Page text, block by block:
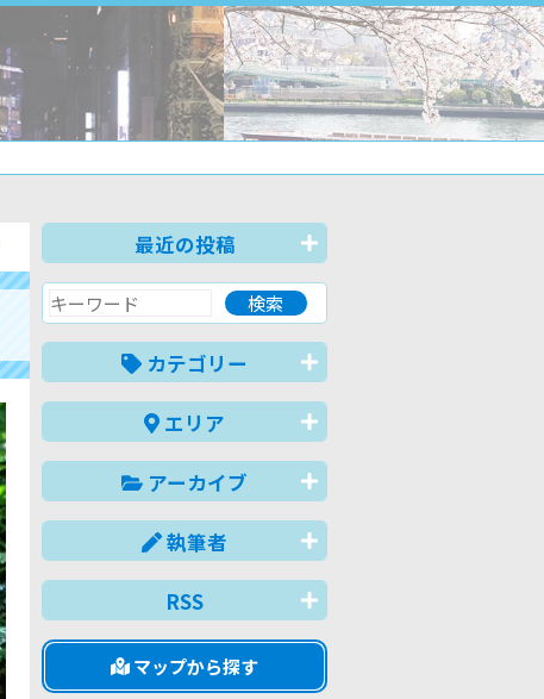
最近の投稿
カテゴリー
エリア
アーカイブ
執筆者
RSS
マップから探す